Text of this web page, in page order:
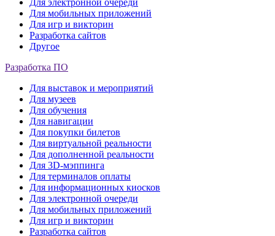
Для электронной очереди
Для мобильных приложений
Для игр и викторин
Разработка сайтов
Другое
Разработка ПО
Для выставок и мероприятий
Для музеев
Для обучения
Для навигации
Для покупки билетов
Для виртуальной реальности
Для дополненной реальности
Для 3D-мэппинга
Для терминалов оплаты
Для информационных киосков
Для электронной очереди
Для мобильных приложений
Для игр и викторин
Разработка сайтов